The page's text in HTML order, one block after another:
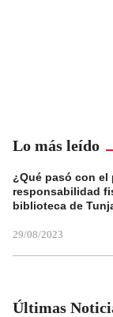
Lo más leído
¿Qué pasó con el
responsabilidad
biblioteca de
29/08/2023
Últimas